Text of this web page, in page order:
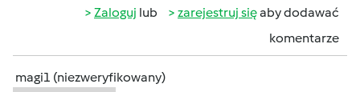
Zaloguj lub zarejestruj sięaby dodawać
komentarze
magi1 (niezweryfikowany)